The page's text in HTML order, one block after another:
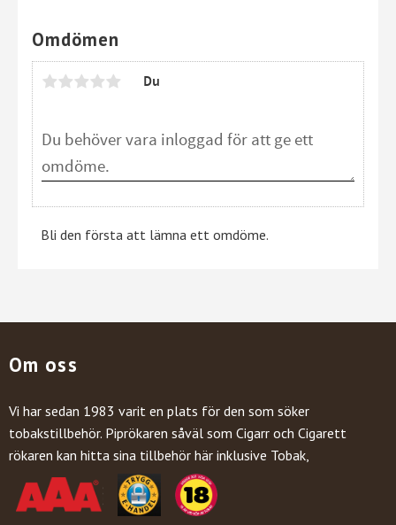
Omdömen
Du
Bli den första att lämna ett omdöme.
Om oss
Vi har sedan 1983 varit en plats för den som söker
tobakstillbehör. Piprökaren såväl som Cigarr och Cigarett
rökaren kan hitta sina tillbehör här inklusive Tobak,